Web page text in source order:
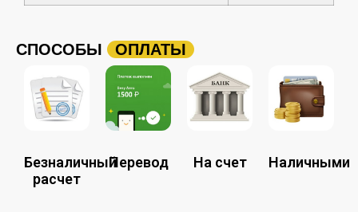
СПОСОБЫ ОПЛАТЫ
Безналичный
расчет
Перевод На счет Наличными